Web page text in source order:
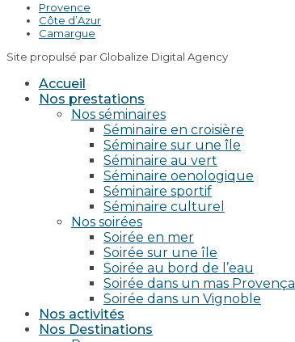
Provence
Côte d’Azur
Camargue
Site propulsé par Globalize Digital Agency
Accueil
Nos prestations
Nos séminaires
Séminaire en croisière
Séminaire sur une île
Séminaire au vert
Séminaire oenologique
Séminaire sportif
Séminaire culturel
Nos soirées
Soirée en mer
Soirée sur une île
Soirée au bord de l’eau
Soirée dans un mas Provençal
Soirée dans un Vignoble
Nos activités
Nos Destinations